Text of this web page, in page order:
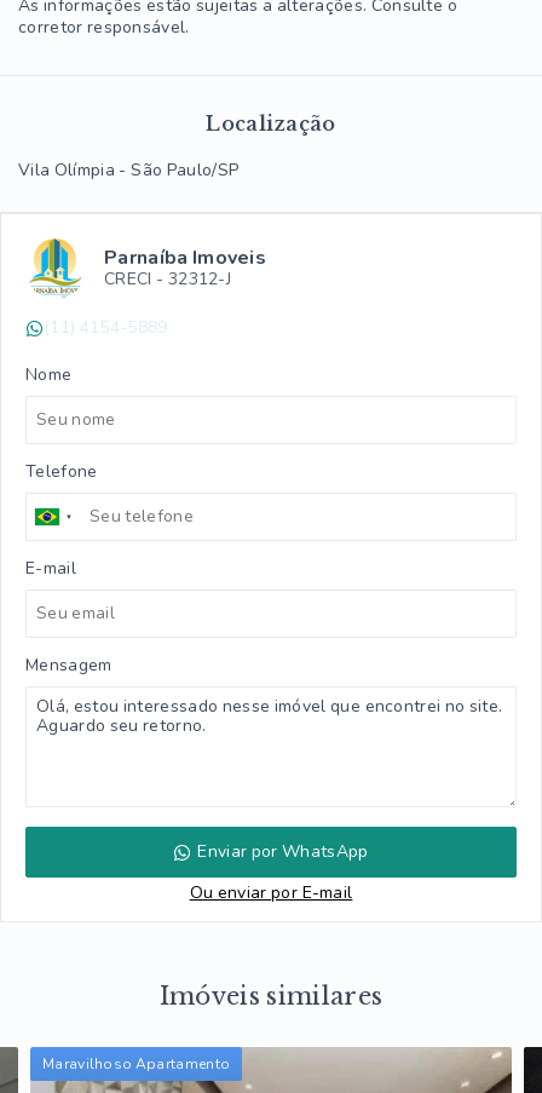
As informações estão sujeitas a alterações. Consulte o
corretor responsável.
Localização
Vila Olímpia - São Paulo/SP
Parnaíba Imoveis
CRECI - 32312-J
(11) 4154-5889
Nome
Telefone
E-mail
Mensagem
Enviar por WhatsApp
Ou enviar por E-mail
Imóveis similares
Maravilhoso Apartamento